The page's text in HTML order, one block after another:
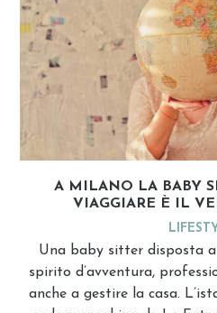
A MILANO LA BABY
VIAGGIARE È IL
Una baby sitter disposta
spirito d’avventura,
anche a gestire la casa.